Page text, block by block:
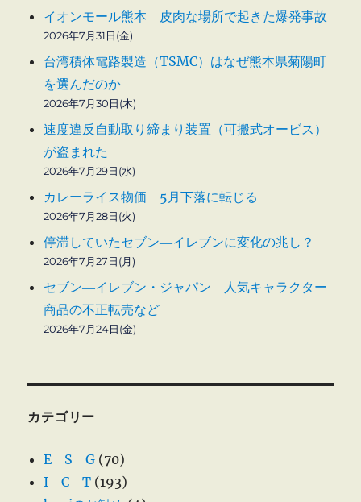
イオンモール熊本 皮肉な場所で起きた爆発事故
2026年7月31日(金)
台湾積体電路製造（TSMC）はなぜ熊本県菊陽町
を選んだのか
2026年7月30日(木)
速度違反自動取り締まり装置（可搬式オービス）
が盗まれた
2026年7月29日(水)
カレーライス物価 5月下落に転じる
2026年7月28日(火)
停滞していたセブン―イレブンに変化の兆し？
2026年7月27日(月)
セブン―イレブン・ジャパン 人気キャラクター
商品の不正転売など
2026年7月24日(金)
カテゴリー
E S G (70)
I C T (193)